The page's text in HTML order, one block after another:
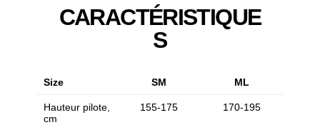
CARACTÉRISTIQUE
S
Size SM ML
Hauteur pilote,
cm
155-175 170-195